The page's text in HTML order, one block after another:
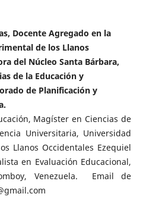
Docente Agregado en la
de los Llanos
del Núcleo Santa Bárbara,
de la Educación y
de Planificación y
Magíster en Ciencias de
Universitaria, Universidad
Llanos Occidentales Ezequiel
en Evaluación Educacional,
Venezuela. Email de